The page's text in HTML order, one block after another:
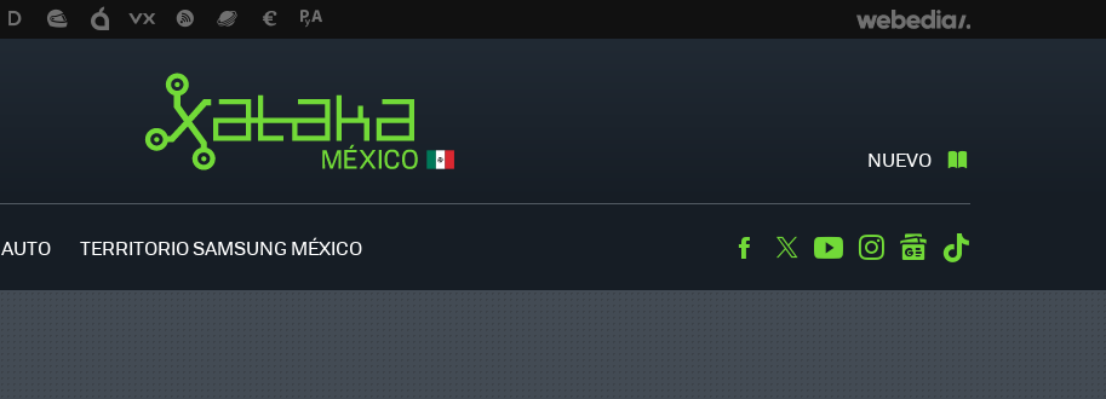
NUEVO
AUTO TERRITORIO SAMSUNG MÉXICO Facebook
TwitterYoutubeInstagramgooglenews